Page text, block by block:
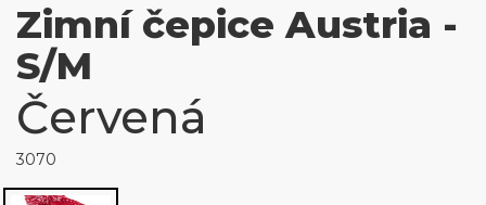
Zimní čepice Austria -
S/M
Červená
3070